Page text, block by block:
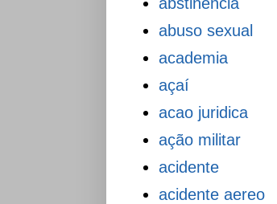
abuso sexual
academia
açaí
acao juridica
ação militar
acidente
acidente aereo